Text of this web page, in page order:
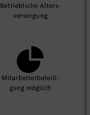
Betrieb­liche Alters­
ver­sorgung
Mit­arbeiter­beteili­
gung möglich